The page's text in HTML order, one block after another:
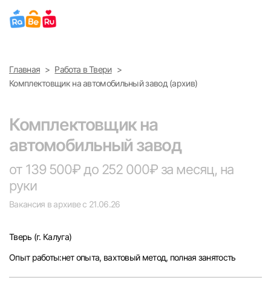
Найти работу Найти сотрудника
Выберите город
Санкт-Петербург
Екатеринбург
Казань
Главная
Работа в Твери
Комплектовщик на автомобильный завод (архив)
Комплектовщик на
автомобильный завод
от 139 500₽ до 252 000₽ за месяц, на
руки
Вакансия в архиве с 21.06.26
Тверь (г. Калуга)
Опыт работы:нет опыта, вахтовый метод, полная занятость